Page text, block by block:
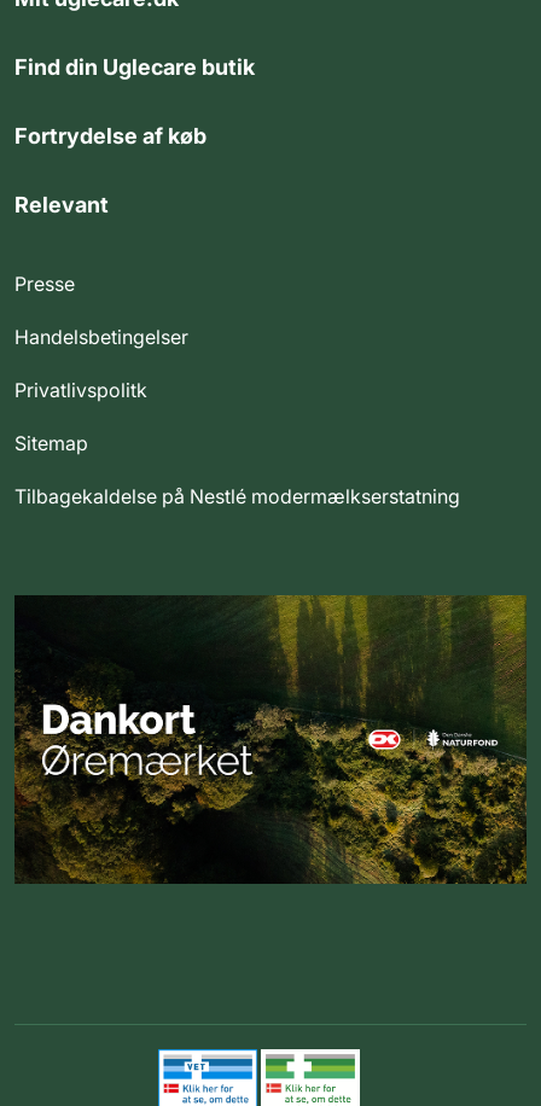
Find din Uglecare butik
Fortrydelse af køb
Relevant
Presse
Handelsbetingelser
Privatlivspolitk
Sitemap
Tilbagekaldelse på Nestlé modermælkserstatning